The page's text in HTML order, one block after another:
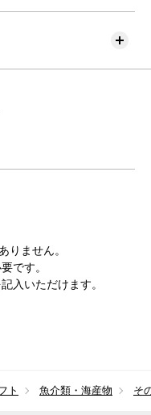
りません。
です。
入いただけます。
ト 魚介類・海産物 そ